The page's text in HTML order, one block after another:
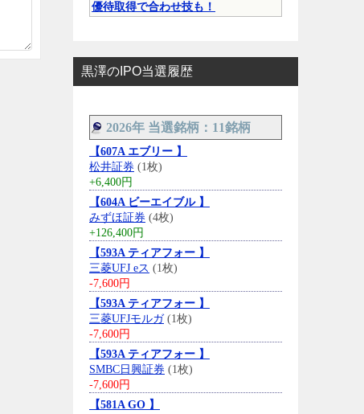
優待取得で合わせ技も！
黒澤のIPO当選履歴
2026年 当選銘柄：11銘柄
【607A エブリー 】
松井証券 (1枚)
+6,400円
【604A ビーエイブル 】
みずほ証券 (4枚)
+126,400円
【593A ティアフォー 】
三菱UFJ eス (1枚)
-7,600円
【593A ティアフォー 】
三菱UFJモルガ(1枚)
-7,600円
【593A ティアフォー 】
SMBC日興証券 (1枚)
-7,600円
【581A GO 】